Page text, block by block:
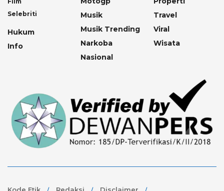
Selebriti
Hukum
Info
Musik
Musik Trending
Narkoba
Nasional
Travel
Viral
Wisata